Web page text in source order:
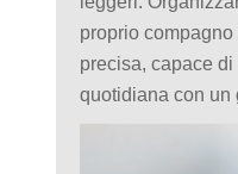
proprio
precisa, capace
quotidiana con